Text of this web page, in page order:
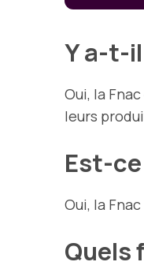
Y a-t-
Oui, la
leurs
Est-
Oui, la
Quels